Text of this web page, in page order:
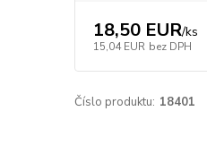
18,50 EUR/ks
15,04 EUR bez DPH
Číslo produktu: 18401